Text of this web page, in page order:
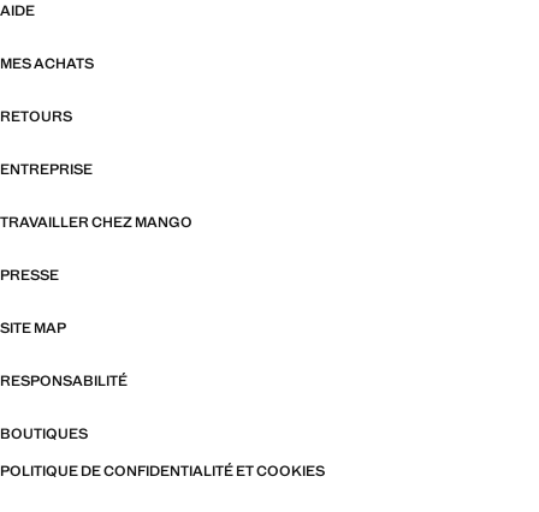
AIDE
MES ACHATS
RETOURS
ENTREPRISE
TRAVAILLER CHEZ MANGO
PRESSE
SITE MAP
RESPONSABILITÉ
BOUTIQUES
POLITIQUE DE CONFIDENTIALITÉ ET COOKIES